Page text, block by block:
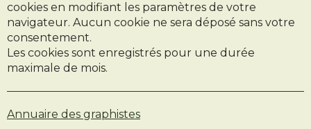
cookies en modifiant les paramètres de votre
navigateur. Aucun cookie ne sera déposé sans votre
consentement.
Les cookies sont enregistrés pour une durée
maximale de mois.
Annuaire des graphistes